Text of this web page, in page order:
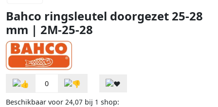
Bahco ringsleutel doorgezet 25-28
mm | 2M-25-28
0
Beschikbaar voor 24,07 bij 1 shop: